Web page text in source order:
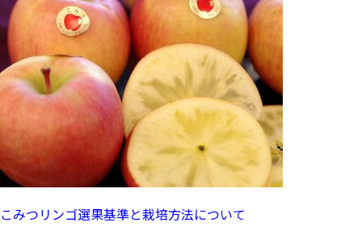
こみつリンゴ選果基準と栽培方法について